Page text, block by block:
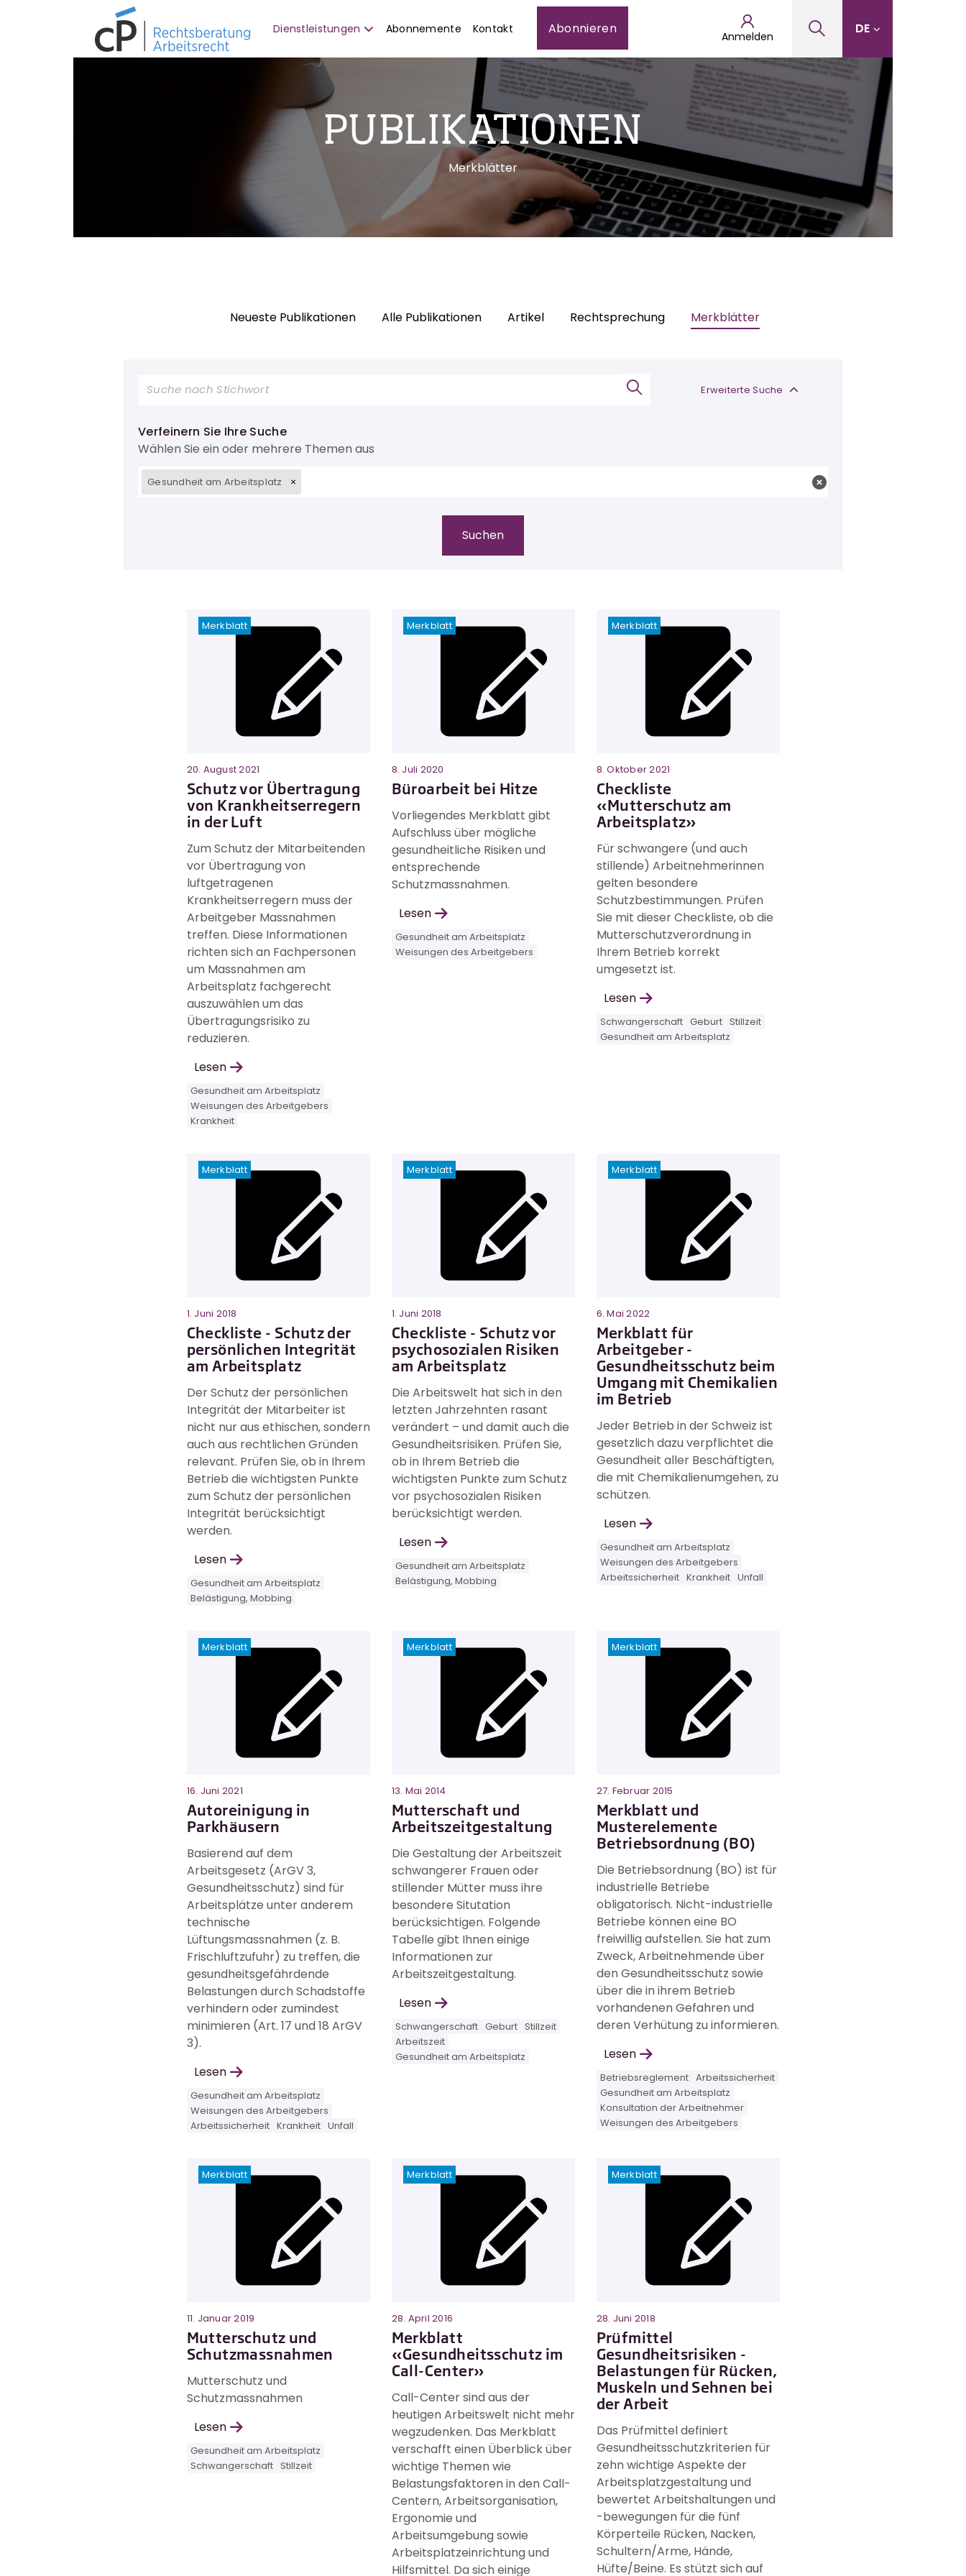
Dienstleistungen Abonnemente Kontakt Abonnieren
Anmelden DE
PUBLIKATIONEN
Merkblätter
Neueste Publikationen Alle Publikationen Artikel Rechtsprechung Merkblätter
Erweiterte Suche
Verfeinern Sie Ihre Suche
Wählen Sie ein oder mehrere Themen aus
Gesundheit am Arbeitsplatz
Merkblatt
20. August 2021
Schutz vor Übertragung
von Krankheitserregern
in der Luft
Zum Schutz der Mitarbeitenden
vor Übertragung von
luftgetragenen
Krankheitserregern muss der
Arbeitgeber Massnahmen
treffen. Diese Informationen
richten sich an Fachpersonen
um Massnahmen am
Arbeitsplatz fachgerecht
auszuwählen um das
Übertragungsrisiko zu
reduzieren.
Lesen
Gesundheit am Arbeitsplatz
Weisungen des Arbeitgebers
Krankheit
Merkblatt
8. Juli 2020
Büroarbeit bei Hitze
Vorliegendes Merkblatt gibt
Aufschluss über mögliche
gesundheitliche Risiken und
entsprechende
Schutzmassnahmen.
Lesen
Gesundheit am Arbeitsplatz
Weisungen des Arbeitgebers
Merkblatt
8. Oktober 2021
Checkliste
«Mutterschutz am
Arbeitsplatz»
Für schwangere (und auch
stillende) Arbeitnehmerinnen
gelten besondere
Schutzbestimmungen. Prüfen
Sie mit dieser Checkliste, ob die
Mutterschutzverordnung in
Ihrem Betrieb korrekt
umgesetzt ist.
Lesen
Schwangerschaft Geburt Stillzeit
Gesundheit am Arbeitsplatz
Merkblatt
1. Juni 2018
Checkliste - Schutz der
persönlichen Integrität
am Arbeitsplatz
Der Schutz der persönlichen
Integrität der Mitarbeiter ist
nicht nur aus ethischen, sondern
auch aus rechtlichen Gründen
relevant. Prüfen Sie, ob in Ihrem
Betrieb die wichtigsten Punkte
zum Schutz der persönlichen
Integrität berücksichtigt
werden.
Lesen
Gesundheit am Arbeitsplatz
Belästigung, Mobbing
Merkblatt
1. Juni 2018
Checkliste - Schutz vor
psychosozialen Risiken
am Arbeitsplatz
Die Arbeitswelt hat sich in den
letzten Jahrzehnten rasant
verändert – und damit auch die
Gesundheitsrisiken. Prüfen Sie,
ob in Ihrem Betrieb die
wichtigsten Punkte zum Schutz
vor psychosozialen Risiken
berücksichtigt werden.
Lesen
Gesundheit am Arbeitsplatz
Belästigung, Mobbing
Merkblatt
6. Mai 2022
Merkblatt für
Arbeitgeber -
Gesundheitsschutz beim
Umgang mit Chemikalien
im Betrieb
Jeder Betrieb in der Schweiz ist
gesetzlich dazu verpflichtet die
Gesundheit aller Beschäftigten,
die mit Chemikalienumgehen, zu
schützen.
Lesen
Gesundheit am Arbeitsplatz
Weisungen des Arbeitgebers
Arbeitssicherheit Krankheit Unfall
Merkblatt
16. Juni 2021
Autoreinigung in
Parkhäusern
Basierend auf dem
Arbeitsgesetz (ArGV 3,
Gesundheitsschutz) sind für
Arbeitsplätze unter anderem
technische
Lüftungsmassnahmen (z. B.
Frischluftzufuhr) zu treffen, die
gesundheitsgefährdende
Belastungen durch Schadstoffe
verhindern oder zumindest
minimieren (Art. 17 und 18 ArGV
3).
Lesen
Gesundheit am Arbeitsplatz
Weisungen des Arbeitgebers
Arbeitssicherheit Krankheit Unfall
Merkblatt
13. Mai 2014
Mutterschaft und
Arbeitszeitgestaltung
Die Gestaltung der Arbeitszeit
schwangerer Frauen oder
stillender Mütter muss ihre
besondere Situtation
berücksichtigen. Folgende
Tabelle gibt Ihnen einige
Informationen zur
Arbeitszeitgestaltung.
Lesen
Schwangerschaft Geburt Stillzeit
Arbeitszeit
Gesundheit am Arbeitsplatz
Merkblatt
27. Februar 2015
Merkblatt und
Musterelemente
Betriebsordnung (BO)
Die Betriebsordnung (BO) ist für
industrielle Betriebe
obligatorisch. Nicht-industrielle
Betriebe können eine BO
freiwillig aufstellen. Sie hat zum
Zweck, Arbeitnehmende über
den Gesundheitsschutz sowie
über die in ihrem Betrieb
vorhandenen Gefahren und
deren Verhütung zu informieren.
Lesen
Betriebsreglement Arbeitssicherheit
Gesundheit am Arbeitsplatz
Konsultation der Arbeitnehmer
Weisungen des Arbeitgebers
Merkblatt
11. Januar 2019
Mutterschutz und
Schutzmassnahmen
Mutterschutz und
Schutzmassnahmen
Lesen
Gesundheit am Arbeitsplatz
Schwangerschaft Stillzeit
Merkblatt
28. April 2016
Merkblatt
«Gesundheitsschutz im
Call-Center»
Call-Center sind aus der
heutigen Arbeitswelt nicht mehr
wegzudenken. Das Merkblatt
verschafft einen Überblick über
wichtige Themen wie
Belastungsfaktoren in den Call-
Centern, Arbeitsorganisation,
Ergonomie und
Arbeitsumgebung sowie
Arbeitsplatzeinrichtung und
Hilfsmittel. Da sich einige
Merkblatt
28. Juni 2018
Prüfmittel
Gesundheitsrisiken -
Belastungen für Rücken,
Muskeln und Sehnen bei
der Arbeit
Das Prüfmittel definiert
Gesundheitsschutzkriterien für
zehn wichtige Aspekte der
Arbeitsplatzgestaltung und
bewertet Arbeitshaltungen und
-bewegungen für die fünf
Körperteile Rücken, Nacken,
Schultern/Arme, Hände,
Hüfte/Beine. Es stützt sich auf